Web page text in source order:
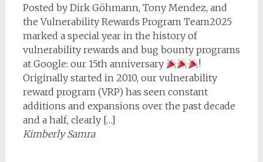
Posted by Dirk Göhmann, Tony Mendez, and
the Vulnerability Rewards Program Team2025
marked a special year in the history of
vulnerability rewards and bug bounty programs
at Google: our 15th anniversary
!
Originally started in 2010, our vulnerability
reward program (VRP) has seen constant
additions and expansions over the past decade
and a half, clearly […]
Kimberly Samra